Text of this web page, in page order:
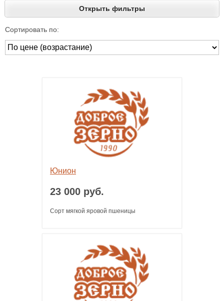
Открыть фильтры
Сортировать по:
Юнион
23 000 руб.
Сорт мягкой яровой пшеницы